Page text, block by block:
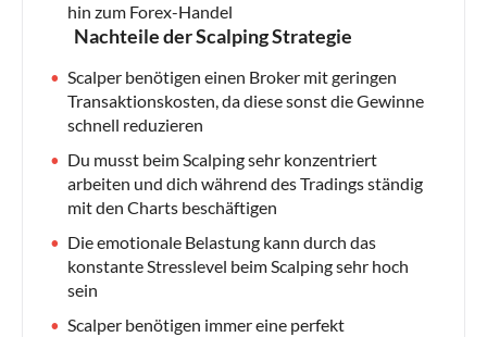
hin zum Forex-Handel
Nachteile der Scalping Strategie
Scalper benötigen einen Broker mit geringen
Transaktionskosten, da diese sonst die Gewinne
schnell reduzieren
Du musst beim Scalping sehr konzentriert
arbeiten und dich während des Tradings ständig
mit den Charts beschäftigen
Die emotionale Belastung kann durch das
konstante Stresslevel beim Scalping sehr hoch
sein
Scalper benötigen immer eine perfekt